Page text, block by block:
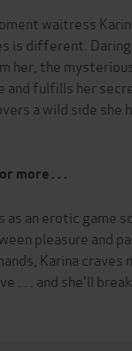
waitress
is different.
her, the
and fulfills her
a wild side
more . . .
as an erotic game
pleasure and
Karina craves
. . . and she'll